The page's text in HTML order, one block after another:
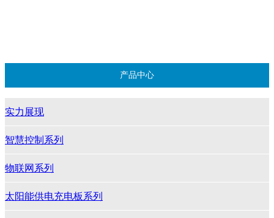
产品中心
实力展现
智慧控制系列
物联网系列
太阳能供电充电板系列